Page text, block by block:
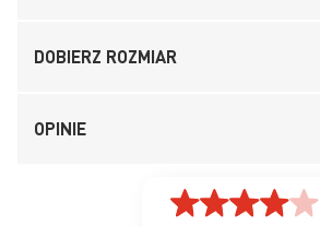
DOBIERZ ROZMIAR
OPINIE